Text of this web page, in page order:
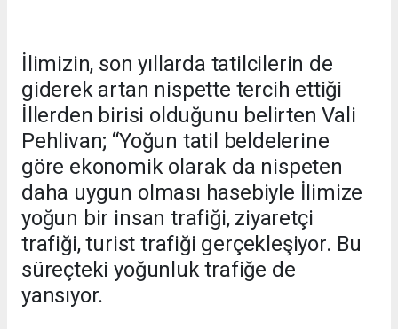
İlimizin, son yıllarda tatilcilerin de
giderek artan nispette tercih ettiği
İllerden birisi olduğunu belirten Vali
Pehlivan; “Yoğun tatil beldelerine
göre ekonomik olarak da nispeten
daha uygun olması hasebiyle İlimize
yoğun bir insan trafiği, ziyaretçi
trafiği, turist trafiği gerçekleşiyor. Bu
süreçteki yoğunluk trafiğe de
yansıyor.